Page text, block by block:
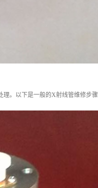
理。以下是一般的X射线管维修步骤